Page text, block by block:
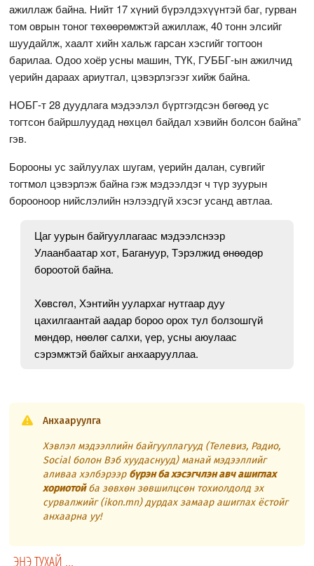
ажиллаж байна. Нийт 17 хүний бүрэлдэхүүнтэй баг, гурван
том оврын тоног төхөөрөмжтэй ажиллаж, 40 тонн элсийг
шуудайлж, хаалт хийн хальж гарсан хэсгийг тогтоон
барилаа. Одоо хоёр усны машин, ТҮК, ГУББГ-ын ажилчид
үерийн дараах ариутгал, цэвэрлэгээг хийж байна.
НОБГ-т 28 дуудлага мэдээлэл бүртгэгдсэн бөгөөд ус
тогтсон байршлуудад нөхцөл байдал хэвийн болсон байна”
гэв.
Борооны ус зайлуулах шугам, үерийн далан, сувгийг
тогтмол цэвэрлэж байна гэж мэдээлдэг ч түр зуурын
борооноор нийслэлийн нэлээдгүй хэсэг усанд автлаа.
Цаг уурын байгууллагаас мэдээлснээр
Улаанбаатар хот, Багануур, Тэрэлжид өнөөдөр
бороотой байна.
Хөвсгөл, Хэнтийн уулархаг нутгаар дуу
цахилгаантай аадар бороо орох тул болзошгүй
мөндөр, нөөлөг салхи, үер, усны аюулаас
сэрэмжтэй байхыг анхаарууллаа.
Анхааруулга
Хэвлэл мэдээллийн байгууллагууд (Телевиз, Радио,
Social болон Вэб хуудаснууд) манай мэдээллийг
аливаа хэлбэрээр бүрэн ба хэсэгчлэн авч ашиглах
хориотойба зөвхөн зөвшилцсөн тохиолдолд эх
сурвалжийг (ikon.mn) дурдах замаар ашиглах ёстойг
анхаарна уу!
ЭНЭ ТУХАЙ ...